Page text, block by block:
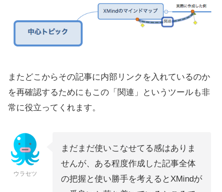
またどこからその記事に内部リンクを入れているのか
を再確認するためにもこの「関連」というツールも非
常に役立ってくれます。
ウラセツ
まだまだ使いこなせてる感はありま
せんが、ある程度作成した記事全体
の把握と使い勝手を考えるとXMindが